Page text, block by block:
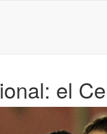
el